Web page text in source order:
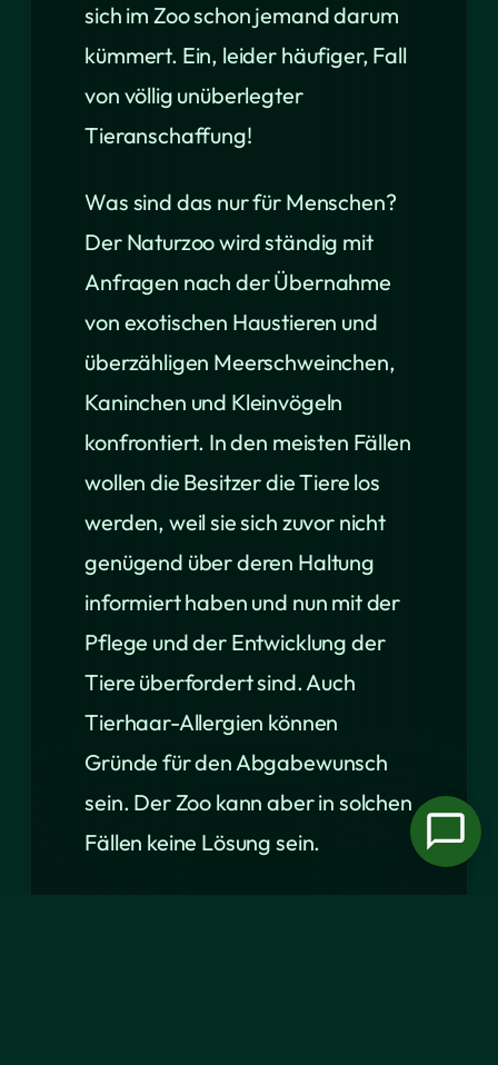
sich im Zoo schon jemand darum
kümmert. Ein, leider häufiger, Fall
von völlig unüberlegter
Tieranschaffung!
Was sind das nur für Menschen?
Der Naturzoo wird ständig mit
Anfragen nach der Übernahme
von exotischen Haustieren und
überzähligen Meerschweinchen,
Kaninchen und Kleinvögeln
konfrontiert. In den meisten Fällen
wollen die Besitzer die Tiere los
werden, weil sie sich zuvor nicht
genügend über deren Haltung
informiert haben und nun mit der
Pflege und der Entwicklung der
Tiere überfordert sind. Auch
Tierhaar-Allergien können
Gründe für den Abgabewunsch
sein. Der Zoo kann aber in solchen
Fällen keine Lösung sein.